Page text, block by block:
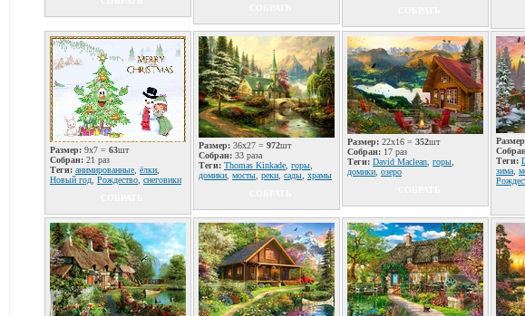
Размер: 9x7 = 63шт
Собран: 21 раз
Теги: анимированные ёлки
Новый год Рождество снеговики
Размер: 36x27 = 972шт
Собран: 33 раза
Теги: Thomas Kinkade горы
домики мосты реки сады храмы
Размер: 22x16 = 352шт
Собран: 17 раз
Теги: David Maclean горы
домики озеро
Теги:
зима